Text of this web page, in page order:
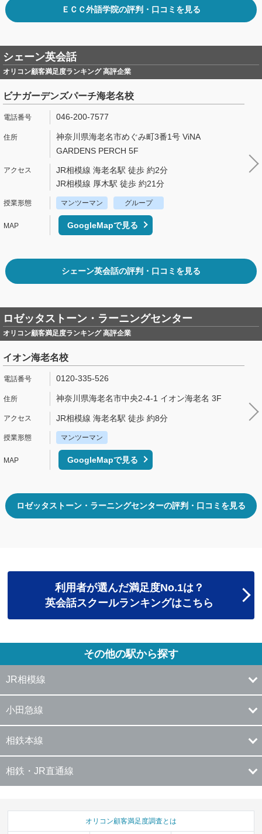
ＥＣＣ外語学院の評判・口コミを見る
シェーン英会話
オリコン顧客満足度ランキング 高評企業
ビナガーデンズパーチ海老名校
046-200-7577
神奈川県海老名市めぐみ町3番1号 ViNA
GARDENS PERCH 5F
JR相模線 海老名駅 徒歩 約2分
JR相模線 厚木駅 徒歩 約21分
マンツーマン グループ
GoogleMapで見る
シェーン英会話の評判・口コミを見る
ロゼッタストーン・ラーニングセンター
オリコン顧客満足度ランキング 高評企業
イオン海老名校
0120-335-526
神奈川県海老名市中央2-4-1 イオン海老名 3F
JR相模線 海老名駅 徒歩 約8分
マンツーマン
GoogleMapで見る
ロゼッタストーン・ラーニングセンターの評判・口コミを見る
利用者が選んだ満足度No.1は？
英会話スクールランキングはこちら
その他の駅から探す
JR相模線
小田急線
相鉄本線
相鉄・JR直通線
オリコン顧客満足度調査とは